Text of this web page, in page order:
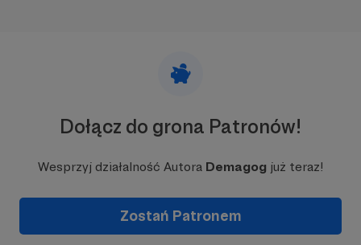
Dołącz do grona Patronów!
Wesprzyj działalność Autora Demagog już teraz!
Zostań Patronem